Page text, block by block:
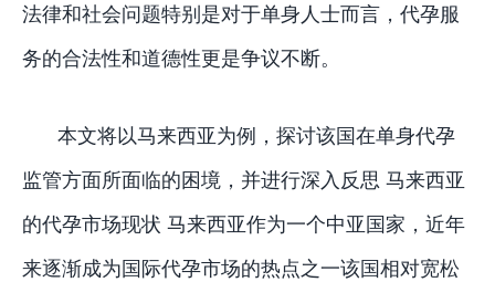
法律和社会问题特别是对于单身人士而言，代孕服
务的合法性和道德性更是争议不断。
本文将以马来西亚为例，探讨该国在单身代孕
监管方面所面临的困境，并进行深入反思 马来西亚
的代孕市场现状 马来西亚作为一个中亚国家，近年
来逐渐成为国际代孕市场的热点之一该国相对宽松